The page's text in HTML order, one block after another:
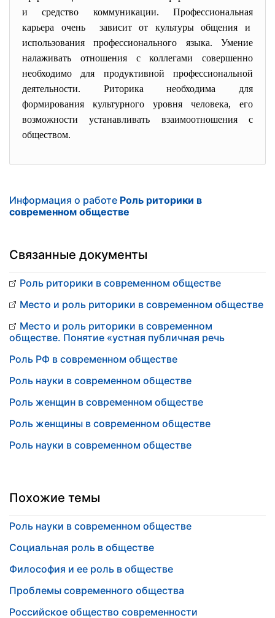
и средство коммуникации. Профессиональная
карьера очень зависит от культуры общения и
использованияпрофессионального языка. Умение
налаживать отношения с коллегами совершенно
необходимо для продуктивной профессиональной
деятельности. Риторика необходима для
формирования культурного уровня человека, его
возможности устанавливать взаимоотношения с
обществом.
Информация о работе Роль риторики в
современном обществе
Связанные документы
Роль риторики в современном обществе
Место и роль риторики в современном обществе
Место и роль риторики в современном
обществе. Понятие «устная публичная речь
Роль РФ в современном обществе
Роль науки в современном обществе
Роль женщин в современном обществе
Роль женщины в современном обществе
Роль науки в современном обществе
Похожие темы
Роль науки в современном обществе
Социальная роль в обществе
Философия и ее роль в обществе
Проблемы современного общества
Российское общество современности